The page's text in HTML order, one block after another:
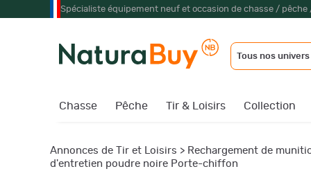
Spécialiste équipement neuf et occasion de chasse / pêche
Tous nos univers
Chasse Pêche Tir & Loisirs Collection
Annonces de Tir et Loisirs > Rechargement de
d'entretien poudre noire Porte-chiffon